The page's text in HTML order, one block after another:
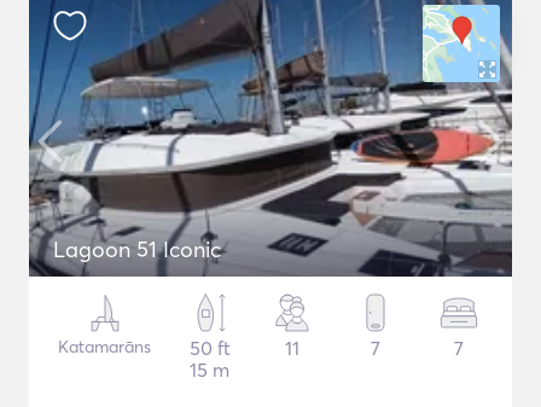
Lagoon 51 Iconic
Katamarāns
50 ft
15 m
11 7 7